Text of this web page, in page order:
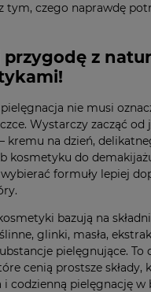
tym, czego naprawdę
przygodę z
nie musi
Wystarczy zacząć od
na dzień,
kosmetyku do
formuły lepiej
bazują na
glinki, masła,
pielęgnujące. To
cenią prostsze składy,
i codzienną pielęgnację w